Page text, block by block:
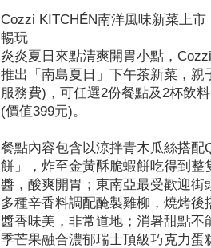
Cozzi KITCHÉN南洋風味新菜上
暢玩
炎炎夏日來點清爽開胃小點，
推出「南島夏日」下午茶新菜，
服務費)，可任選2份餐點及2杯飲
(價值399元)。
餐點內容包含以涼拌青木瓜絲搭
餅」，炸至金黃酥脆蝦餅吃得到
醬，酸爽開胃；東南亞最受歡迎
多種辛香料調配醃製雞柳，燒烤
醬香味美，非常道地；消暑甜點
季芒果融合濃郁瑞士頂級巧克力